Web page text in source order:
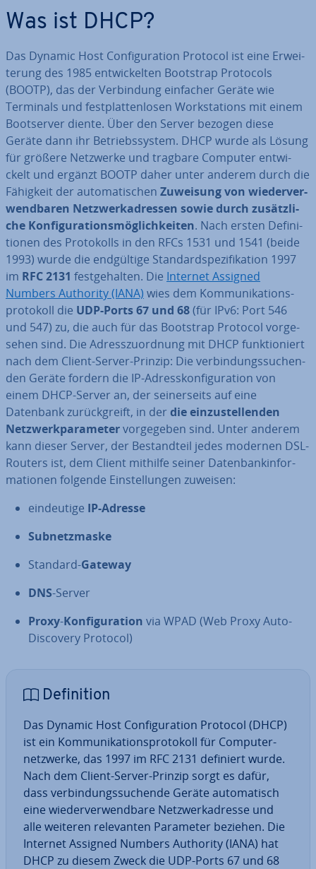
Was ist DHCP?
Das Dynamic Host Con­fi­gu­ra­ti­on Protocol ist eine Er­wei­
te­rung des 1985 ent­wi­ckel­ten Bootstrap Protocols
(BOOTP), das der Ver­bin­dung einfacher Geräte wie
Terminals und fest­plat­ten­lo­sen Work­sta­tions mit einem
Boot­ser­ver diente. Über den Server bezogen diese
Geräte dann ihr Be­triebs­sys­tem. DHCP wurde als Lösung
für größere Netzwerke und tragbare Computer ent­wi­
ckelt und ergänzt BOOTP daher unter anderem durch die
Fähigkeit der au­to­ma­ti­schen Zuweisung von wie­der­ver­
wend­ba­ren Netz­werk­adres­sen sowie durch zu­sätz­li­
che Kon­fi­gu­ra­ti­ons­mög­lich­kei­ten. Nach ersten De­fi­ni­
tio­nen des Pro­to­kolls in den RFCs 1531 und 1541 (beide
1993) wurde die end­gül­ti­ge Stan­dard­spe­zi­fi­ka­ti­on 1997
im RFC 2131 fest­ge­hal­ten. Die Internet Assigned
Numbers Authority (IANA) wies dem Kom­mu­ni­ka­ti­ons­
pro­to­koll die UDP-Ports 67 und 68(für IPv6: Port 546
und 547) zu, die auch für das Bootstrap Protocol vor­ge­
se­hen sind. Die Adress­zu­ord­nung mit DHCP funk­tio­niert
nach dem Client-Server-Prinzip: Die ver­bin­dungs­su­chen­
den Geräte fordern die IP-Adress­kon­fi­gu­ra­ti­on von
einem DHCP-Server an, der sei­ner­seits auf eine
Datenbank zu­rück­greift, in der die ein­zu­stel­len­den
Netz­werk­pa­ra­me­tervor­ge­ge­ben sind. Unter anderem
kann dieser Server, der Be­stand­teil jedes modernen DSL-
Routers ist, dem Client mithilfe seiner Da­ten­bank­in­for­
ma­tio­nen folgende Ein­stel­lun­gen zuweisen:
ein­deu­ti­ge IP-Adresse
Sub­netz­mas­ke
Standard-Gateway
DNS-Server
Proxy-Kon­fi­gu­ra­ti­on via WPAD (Web Proxy Auto-
Discovery Protocol)
De­fi­ni­ti­on
Das Dynamic Host Con­fi­gu­ra­ti­on Protocol (DHCP)
ist ein Kom­mu­ni­ka­ti­ons­pro­to­koll für Com­pu­ter­
netz­wer­ke, das 1997 im RFC 2131 definiert wurde.
Nach dem Client-Server-Prinzip sorgt es dafür,
dass ver­bin­dungs­su­chen­de Geräte au­to­ma­tisch
eine wie­der­ver­wend­ba­re Netz­werk­adres­se und
alle weiteren re­le­van­ten Parameter beziehen. Die
Internet Assigned Numbers Authority (IANA) hat
DHCP zu diesem Zweck die UDP-Ports 67 und 68